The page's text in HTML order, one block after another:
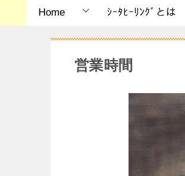
Home ｼｰﾀﾋｰﾘﾝｸﾞとは
営業時間